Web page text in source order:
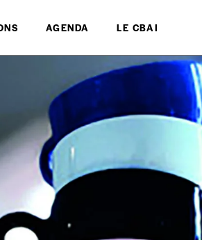
AGENDA LE CBAI